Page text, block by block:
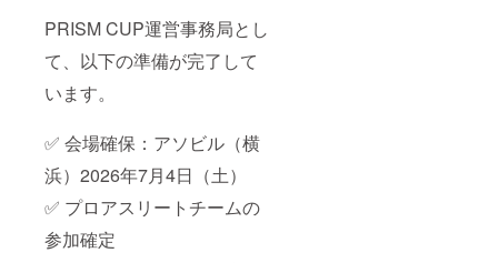
PRISM CUP運営事務局とし
て、以下の準備が完了して
います。
✅ 会場確保：アソビル（横
浜）2026年7月4日（土）
✅ プロアスリートチームの
参加確定